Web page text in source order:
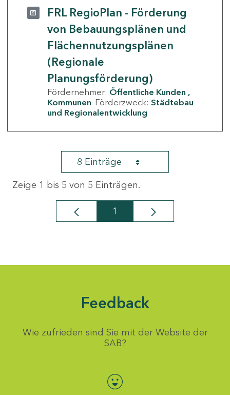
FRL RegioPlan - Förderung
von Bebauungsplänen und
Flächennutzungsplänen
(Regionale
Planungsförderung)
Fördernehmer: Öffentliche Kunden
Kommunen Förderzweck: Städtebau
und Regionalentwicklung
8 Einträge
Zeige 1 bis 5 von 5 Einträgen.
Seite
1
Feedback
Wie zufrieden sind Sie mit der Website der
SAB?
Bewertung auswählen